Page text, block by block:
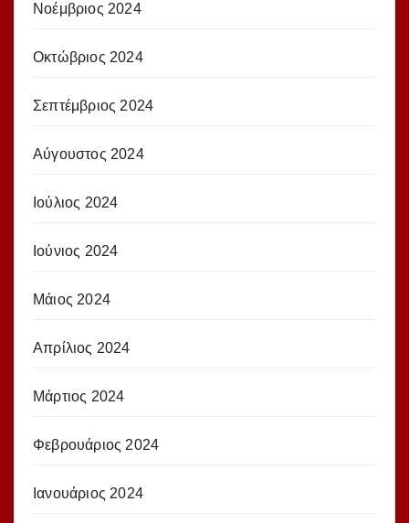
Νοέμβριος 2024
Οκτώβριος 2024
Σεπτέμβριος 2024
Αύγουστος 2024
Ιούλιος 2024
Ιούνιος 2024
Μάιος 2024
Απρίλιος 2024
Μάρτιος 2024
Φεβρουάριος 2024
Ιανουάριος 2024